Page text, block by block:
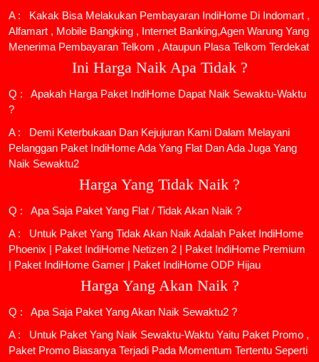
A : Kakak Bisa Melakukan Pembayaran IndiHome Di Indomart ,
Alfamart , Mobile Bangking , Internet Banking,Agen Warung Yang
Menerima Pembayaran Telkom , Ataupun Plasa Telkom Terdekat
Ini Harga Naik Apa Tidak ?
Q : Apakah Harga Paket IndiHome Dapat Naik Sewaktu-Waktu
?
A : Demi Keterbukaan Dan Kejujuran Kami Dalam Melayani
Pelanggan Paket IndiHome Ada Yang Flat Dan Ada Juga Yang
Naik Sewaktu2
Harga Yang Tidak Naik ?
Q : Apa Saja Paket Yang Flat / Tidak Akan Naik ?
A : Untuk Paket Yang Tidak Akan Naik Adalah Paket IndiHome
Phoenix | Paket IndiHome Netizen 2 | Paket IndiHome Premium
| Paket IndiHome Gamer | Paket IndiHome ODP Hijau
Harga Yang Akan Naik ?
Q : Apa Saja Paket Yang Akan Naik Sewaktu2 ?
A : Untuk Paket Yang Naik Sewaktu-Waktu Yaitu Paket Promo ,
Paket Promo Biasanya Terjadi Pada Momentum Tertentu Seperti